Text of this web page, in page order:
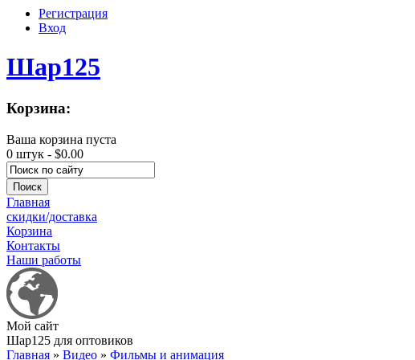
Регистрация
Вход
Шар125
Корзина:
Ваша корзина пуста
0 штук - $0.00
Главная
скидки/доставка
Корзина
Контакты
Наши работы
Мой сайт
Шар125 для оптовиков
Главная » Видео » Фильмы и анимация